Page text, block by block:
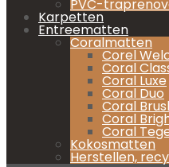
PVC-
Karpetten
Entreematten
Coralmatten
Corel
Coral
Coral Luxe
Coral Duo
Coral
Coral
Coral
Kokosmatten
Herstellen,